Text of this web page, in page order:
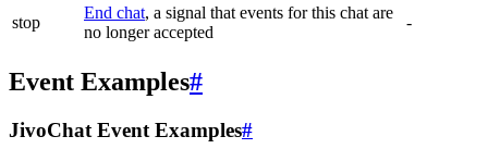
stop
End chat, a signal that events for this chat are
no longer accepted
-
Event Examples#
JivoChat Event Examples#